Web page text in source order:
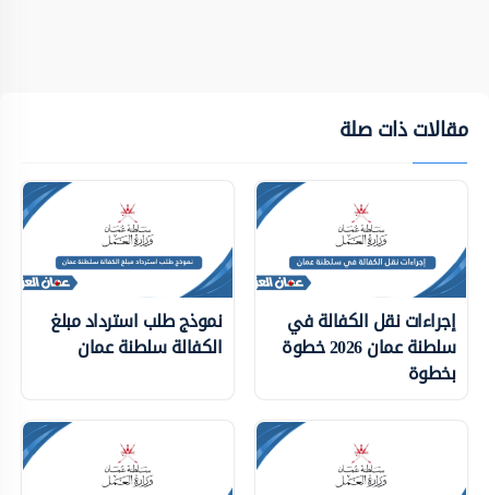
مقالات ذات صلة
إجراءات نقل الكفالة في
سلطنة عمان 2026 خطوة
بخطوة
نموذج طلب استرداد مبلغ
الكفالة سلطنة عمان